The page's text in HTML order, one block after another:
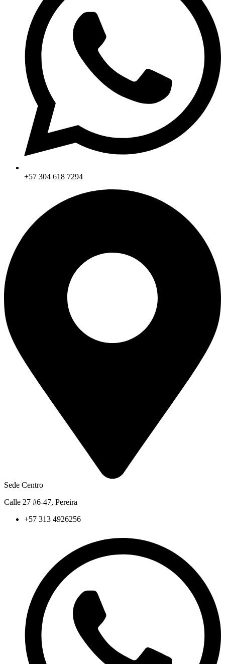
+57 304 618 7294
Sede Centro
Calle 27 #6-47, Pereira
+57 313 4926256